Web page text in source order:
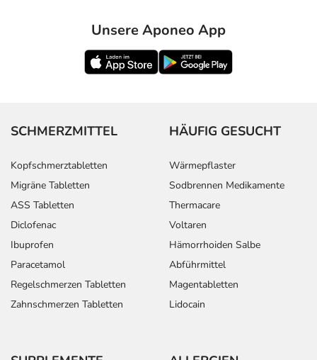
Unsere Aponeo App
SCHMERZMITTEL
Kopfschmerztabletten
Migräne Tabletten
ASS Tabletten
Diclofenac
Ibuprofen
Paracetamol
Regelschmerzen Tabletten
Zahnschmerzen Tabletten
HÄUFIG GESUCHT
Wärmepflaster
Sodbrennen Medikamente
Thermacare
Voltaren
Hämorrhoiden Salbe
Abführmittel
Magentabletten
Lidocain